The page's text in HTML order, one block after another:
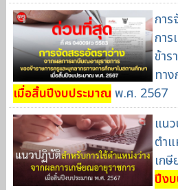
กา
กา
ข้าร
ทา
เมื่อสิ้นปีงบประมาณ พ.ศ. 2567
แน
ตำ
เก
ปีง